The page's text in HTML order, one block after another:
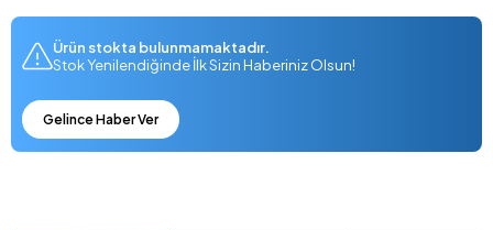
Ürün stokta bulunmamaktadır.
Stok Yenilendiğinde İlk Sizin Haberiniz Olsun!
Gelince Haber Ver